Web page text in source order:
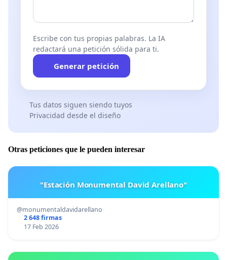
Escribe con tus propias palabras. La IA
redactará una petición sólida para ti.
Generar petición
Tus datos siguen siendo tuyos
Privacidad desde el diseño
Otras peticiones que le pueden interesar
"Estación Monumental David Arellano"
@monumentaldavidarellano
2 648 firmas
17 Feb 2026